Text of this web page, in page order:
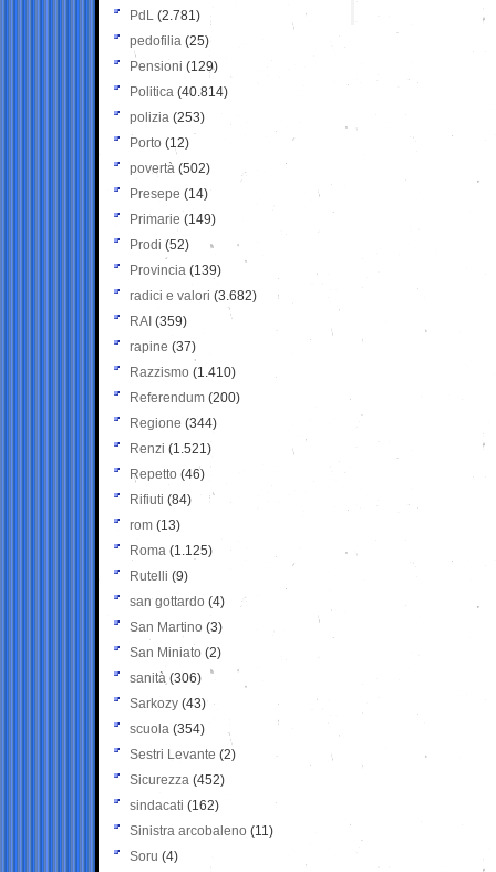
PdL (2.781)
pedofilia (25)
Pensioni (129)
Politica (40.814)
polizia (253)
Porto (12)
povertà (502)
Presepe (14)
Primarie (149)
Prodi (52)
Provincia (139)
radici e valori (3.682)
RAI (359)
rapine (37)
Razzismo (1.410)
Referendum (200)
Regione (344)
Renzi (1.521)
Repetto (46)
Rifiuti (84)
rom (13)
Roma (1.125)
Rutelli (9)
san gottardo (4)
San Martino (3)
San Miniato (2)
sanità (306)
Sarkozy (43)
scuola (354)
Sestri Levante (2)
Sicurezza (452)
sindacati (162)
Sinistra arcobaleno (11)
Soru (4)